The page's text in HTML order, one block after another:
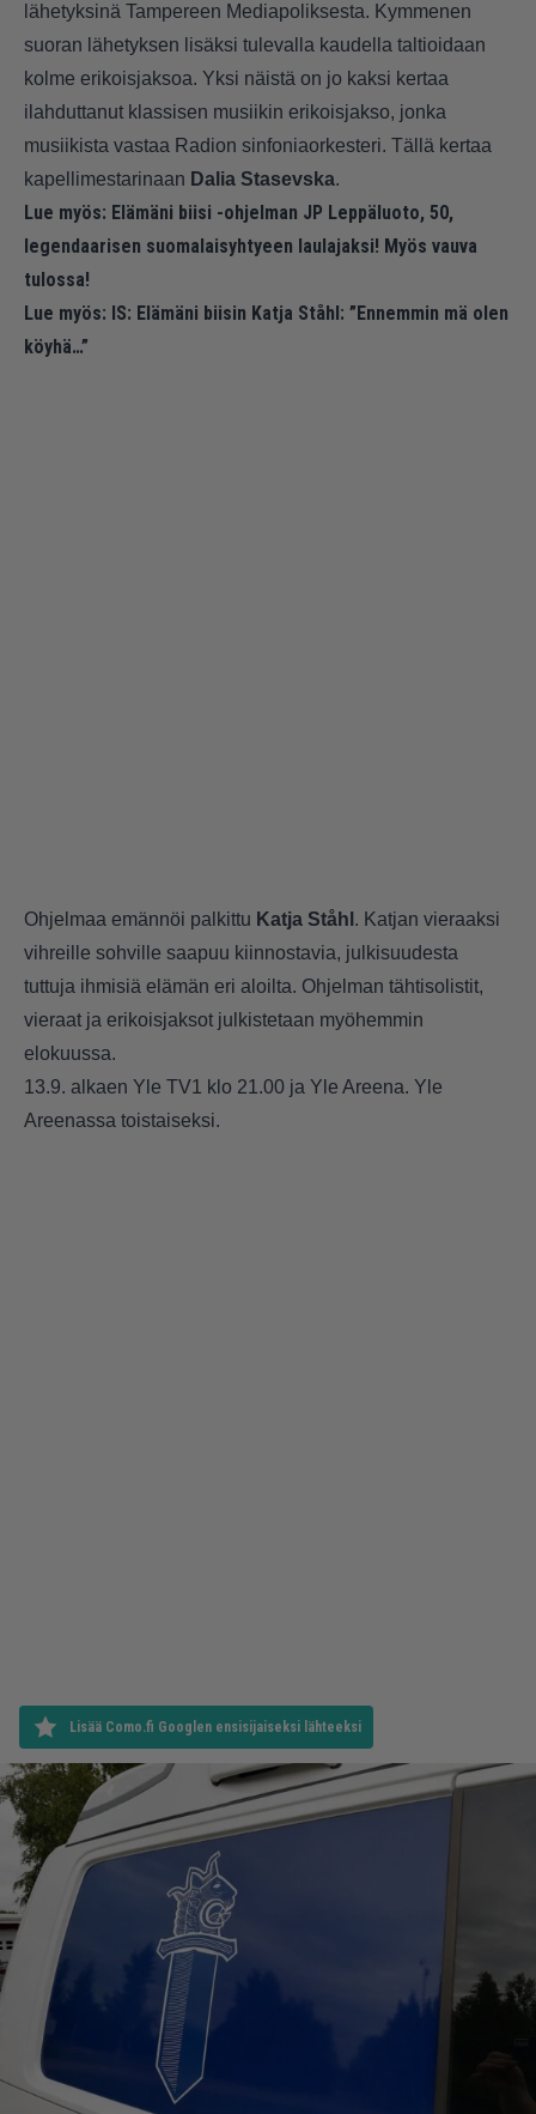
lähetyksinä Tampereen Mediapoliksesta. Kymmenen
suoran lähetyksen lisäksi tulevalla kaudella taltioidaan
kolme erikoisjaksoa. Yksi näistä on jo kaksi kertaa
ilahduttanut klassisen musiikin erikoisjakso, jonka
musiikista vastaa Radion sinfoniaorkesteri. Tällä kertaa
kapellimestarinaan Dalia Stasevska.
Lue myös: Elämäni biisi -ohjelman JP Leppäluoto, 50,
legendaarisen suomalaisyhtyeen laulajaksi! Myös vauva
tulossa!
Lue myös: IS: Elämäni biisin Katja Ståhl: ”Ennemmin mä olen
köyhä…”
Ohjelmaa emännöi palkittu Katja Ståhl . Katjan vieraaksi
vihreille sohville saapuu kiinnostavia, julkisuudesta
tuttuja ihmisiä elämän eri aloilta. Ohjelman tähtisolistit,
vieraat ja erikoisjaksot julkistetaan myöhemmin
elokuussa.
13.9. alkaen Yle TV1 klo 21.00 ja Yle Areena. Yle
Areenassa toistaiseksi.
Lisää Como.fi Googlen ensisijaiseksi lähteeksi